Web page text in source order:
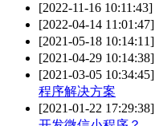
[2022-11-16 10:11:43]
[2022-04-14 11:01:47]
[2021-05-18 10:14:11]
[2021-04-29 10:14:38]
[2021-03-05 10:34:45]
程序解决方案
[2021-01-22 17:29:38]